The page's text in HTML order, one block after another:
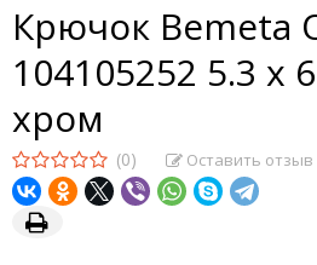
Крючок Bemeta
104105252 5.3 x
хром
(0) Оставить отзыв